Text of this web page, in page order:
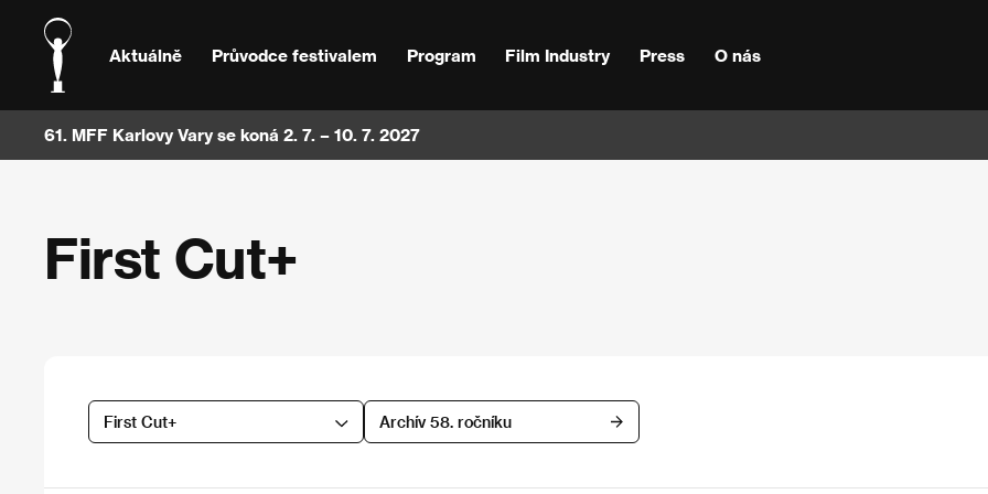
Aktuálně Průvodce festivalem Program Film Industry Press O nás
61. MFF Karlovy Vary se koná 2. 7. – 10. 7. 2027
First Cut+
First Cut+ Archív 58. ročníku